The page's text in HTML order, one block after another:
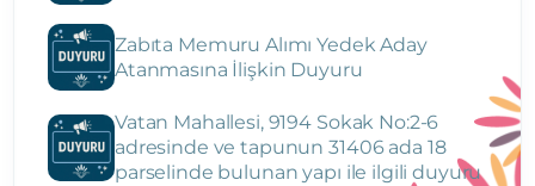
Zabıta Memuru Alımı Yedek Aday
Atanmasına İlişkin Duyuru
Vatan Mahallesi, 9194 Sokak No:2-6
adresinde ve tapunun 31406 ada 18
parselinde bulunan yapı ile ilgili duyuru